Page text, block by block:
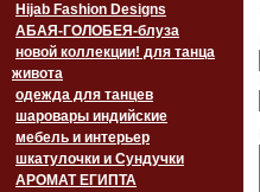
Hijab Fashion Designs
АБАЯ-ГОЛОБЕЯ-блуза
новой коллекции! для танца
живота
одежда для танцев
шаровары индийские
мебель и интерьер
шкатулочки и Сундучки
АРОМАТ ЕГИПТА